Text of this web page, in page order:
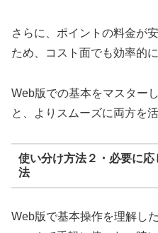
さらに、ポイントの料金が
ため、コスト面でも効率的
Web版での基本をマスター
と、よりスムーズに両方を
使い分け方法２・必要に
法
Web版で基本操作を理解し